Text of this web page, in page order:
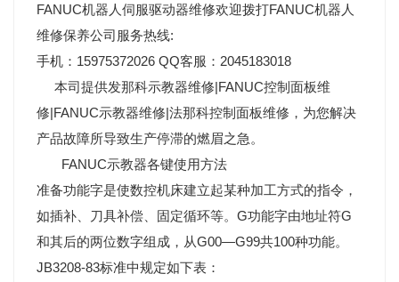
FANUC机器人伺服驱动器维修欢迎拨打FANUC机器人
维修保养公司服务热线:
手机：15975372026 QQ客服：2045183018
本司提供发那科示教器维修|FANUC控制面板维
修|FANUC示教器维修|法那科控制面板维修，为您解决
产品故障所导致生产停滞的燃眉之急。
FANUC示教器各键使用方法
准备功能字是使数控机床建立起某种加工方式的指令，
如插补、刀具补偿、固定循环等。G功能字由地址符G
和其后的两位数字组成，从G00—G99共100种功能。
JB3208-83标准中规定如下表：